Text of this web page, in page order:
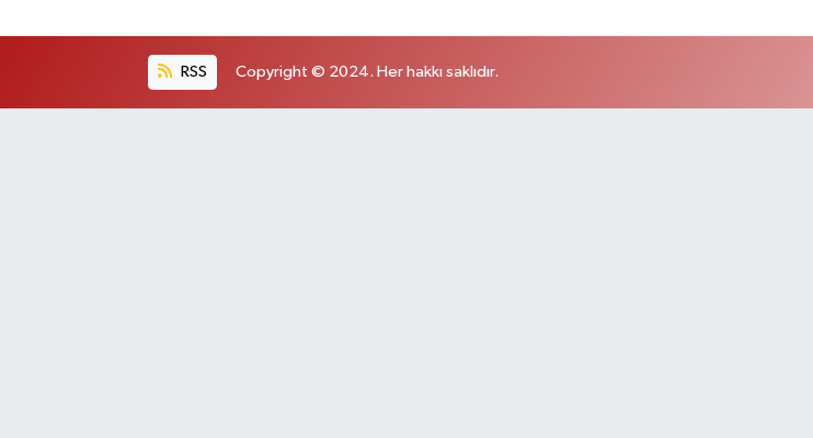
RSS Copyright © 2024. Her hakkı saklıdır.